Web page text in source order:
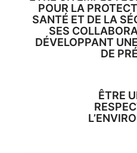
POUR LA
SANTÉ ET DE LA
SES
DÉVELOPPANT
DE
ÊTRE